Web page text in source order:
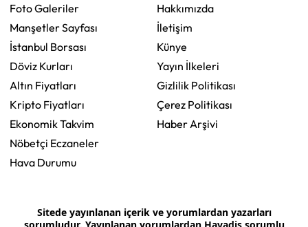
Foto Galeriler
Manşetler Sayfası
İstanbul Borsası
Döviz Kurları
Altın Fiyatları
Kripto Fiyatları
Ekonomik Takvim
Nöbetçi Eczaneler
Hava Durumu
Hakkımızda
İletişim
Künye
Yayın İlkeleri
Gizlilik Politikası
Çerez Politikası
Haber Arşivi
Sitede yayınlanan içerik ve yorumlardan yazarları